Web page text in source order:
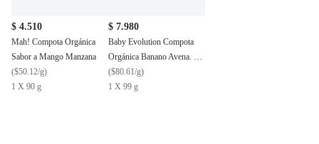
$ 4.510
Mah! Compota Orgánica
Sabor a Mango Manzana
($50.12/g)
1 X 90 g
$ 7.980
Baby Evolution Compota
Orgánica Banano Avena. 0g
de azúcar añadido.
($80.61/g)
1 X 99 g